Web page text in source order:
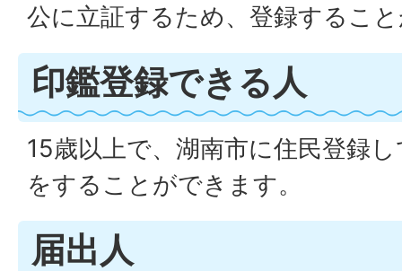
公に立証するため、登録するこ
印鑑登録できる人
15歳以上で、湖南市に住民登録
をすることができます。
届出人